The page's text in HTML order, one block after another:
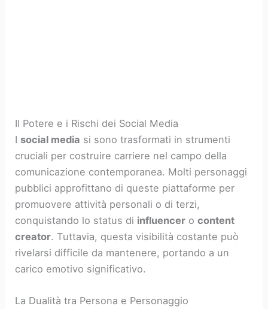
Il Potere e i Rischi dei Social Media
I social media si sono trasformati in strumenti
cruciali per costruire carriere nel campo della
comunicazione contemporanea. Molti personaggi
pubblici approfittano di queste piattaforme per
promuovere attività personali o di terzi,
conquistando lo status di influencer ocontent
creator. Tuttavia, questa visibilità costante può
rivelarsi difficile da mantenere, portando a un
carico emotivo significativo.
La Dualità tra Persona e Personaggio